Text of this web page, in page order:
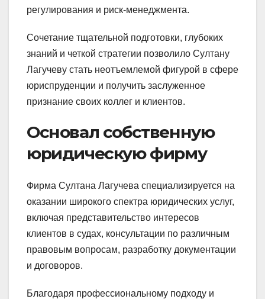
регулирования и риск-менеджмента.
Сочетание тщательной подготовки, глубоких
знаний и четкой стратегии позволило Султану
Лагучеву стать неотъемлемой фигурой в сфере
юриспруденции и получить заслуженное
признание своих коллег и клиентов.
Основал собственную
юридическую фирму
Фирма Султана Лагучева специализируется на
оказании широкого спектра юридических услуг,
включая представительство интересов
клиентов в судах, консультации по различным
правовым вопросам, разработку документации
и договоров.
Благодаря профессиональному подходу и